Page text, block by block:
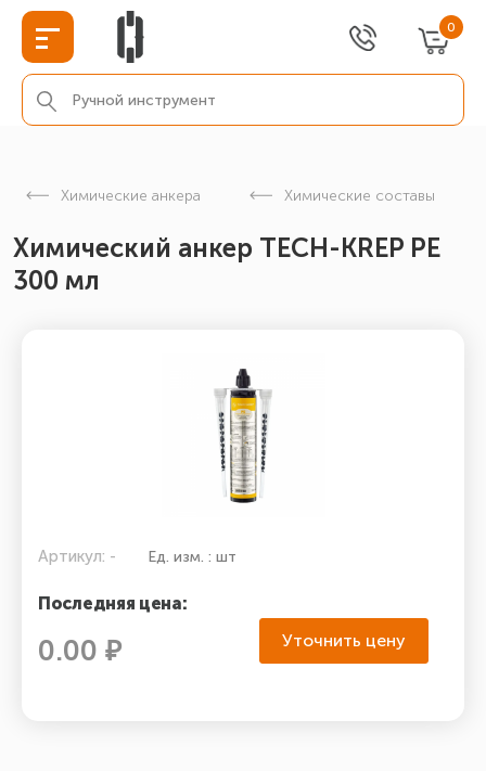
0
Химические анкера Химические составы
Химический анкер TECH-KREP PE
300 мл
Артикул: - Ед. изм. : шт
Последняя цена:
0.00 ₽ Уточнить цену